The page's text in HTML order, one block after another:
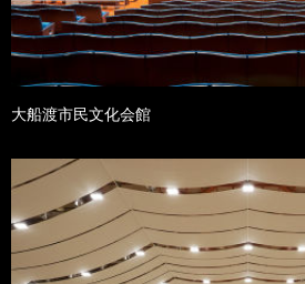
大船渡市民文化会館